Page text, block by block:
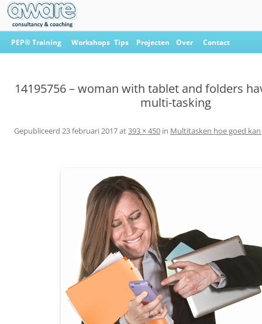
Ga
naar
PEP® Training Workshops Tips Projecten Over Contact
14195756 – woman with tablet and folders
multi-tasking
Gepubliceerd 23 februari 2017at393 × 450 in Multitasken hoe goed